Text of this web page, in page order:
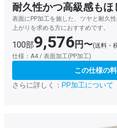
耐久性かつ高級感もほ
表面にPP加工を施した、ツヤと耐久
上がりを求める方におすすめです。
100部9,576円〜(送料・
仕様：A4 / 表面加工(PP加工)
この仕様の
さらに詳しく： PP加工について